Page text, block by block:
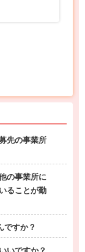
先の事業所
の事業所に
ることが勤
ですか？